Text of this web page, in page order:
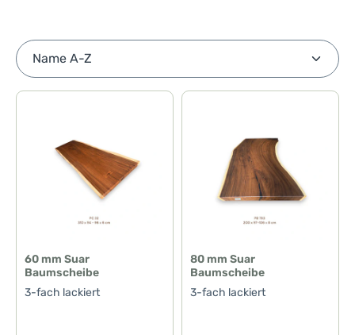
60 mm Suar
Baumscheibe
3-fach lackiert
80 mm Suar
Baumscheibe
3-fach lackiert